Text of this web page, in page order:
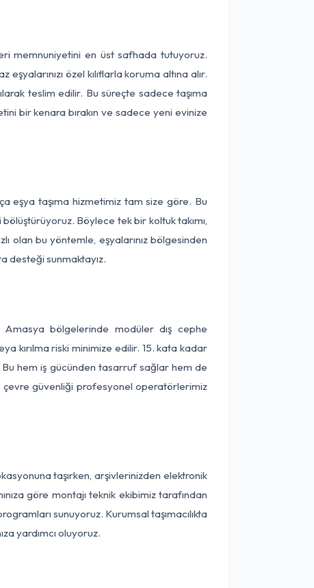
memnuniyetini en üst safhada tutuyoruz.
özel kılıflarla koruma altına alır.
teslim edilir. Bu süreçte sadece taşıma
bir kenara bırakın ve sadece yeni evinize
eşya taşıma hizmetimiz tam size göre. Bu
Böylece tek bir koltuk takımı,
olan bu yöntemle, eşyalarınız bölgesinden
desteği sunmaktayız.
bölgelerinde modüler dış cephe
kırılma riski minimize edilir. 15. kata kadar
Bu hem iş gücünden tasarruf sağlar hem de
çevre güvenliği profesyonel operatörlerimiz
taşırken, arşivlerinizden elektronik
göre montajı teknik ekibimiz tarafından
sunuyoruz. Kurumsal taşımacılıkta
yardımcı oluyoruz.